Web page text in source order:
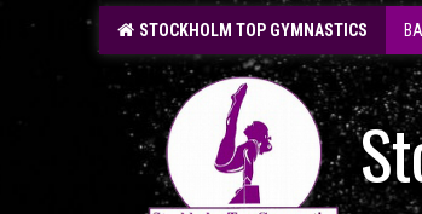
STOCKHOLM TOP GYMNASTICS